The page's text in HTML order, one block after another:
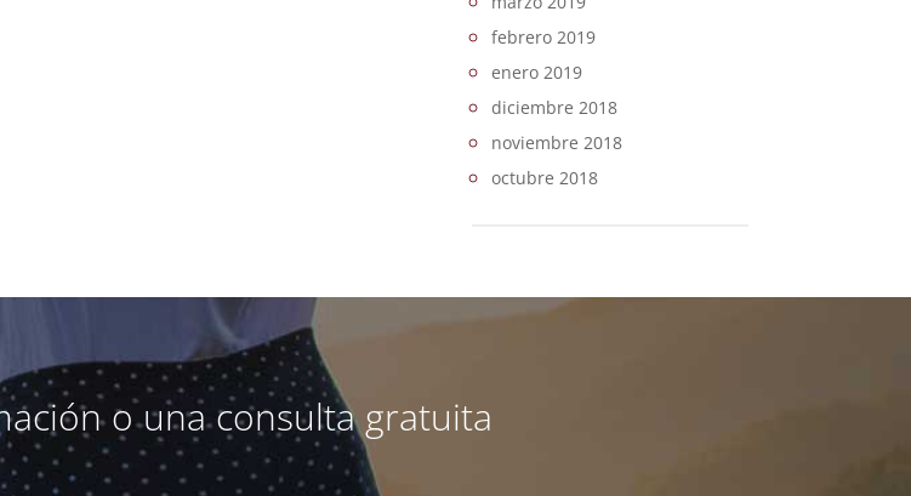
febrero 2019
enero 2019
diciembre 2018
noviembre 2018
octubre 2018
o una consulta gratuita